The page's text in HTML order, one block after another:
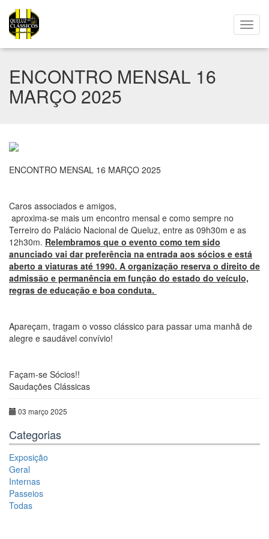
ENCONTRO MENSAL 16
MARÇO 2025
ENCONTRO MENSAL 16 MARÇO 2025
Caros associados e amigos,
aproxima-se mais um encontro mensal e como sempre no
Terreiro do Palácio Nacional de Queluz, entre as 09h30m e as
12h30m. Relembramos que o evento como tem sido
anunciado vai dar preferência na entrada aos sócios e está
aberto a viaturas até 1990. A organização reserva o direito de
admissão e permanência em função do estado do veículo,
regras de educação e boa conduta.
Apareçam, tragam o vosso clássico para passar uma manhã de
alegre e saudável convívio!
Façam-se Sócios!!
Saudações Clássicas
03 março 2025
Categorias
Exposição
Geral
Internas
Passeios
Todas